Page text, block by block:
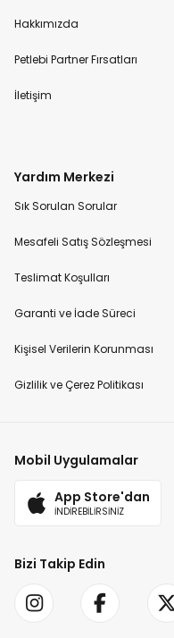
Hakkımızda
Petlebi Partner Fırsatları
İletişim
Yardım Merkezi
Sık Sorulan Sorular
Mesafeli Satış Sözleşmesi
Teslimat Koşulları
Garanti ve İade Süreci
Kişisel Verilerin Korunması
Gizlilik ve Çerez Politikası
Mobil Uygulamalar
App Store'dan
İNDİREBİLİRSİNİZ
Bizi Takip Edin